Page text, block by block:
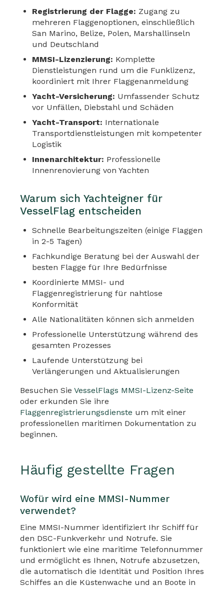
Registrierung der Flagge: Zugang zu
mehreren Flaggenoptionen, einschließlich
San Marino, Belize, Polen, Marshallinseln
und Deutschland
MMSI-Lizenzierung: Komplette
Dienstleistungen rund um die Funklizenz,
koordiniert mit Ihrer Flaggenanmeldung
Yacht-Versicherung: Umfassender Schutz
vor Unfällen, Diebstahl und Schäden
Yacht-Transport: Internationale
Transportdienstleistungen mit kompetenter
Logistik
Innenarchitektur: Professionelle
Innenrenovierung von Yachten
Warum sich Yachteigner für
VesselFlag entscheiden
Schnelle Bearbeitungszeiten (einige Flaggen
in 2-5 Tagen)
Fachkundige Beratung bei der Auswahl der
besten Flagge für Ihre Bedürfnisse
Koordinierte MMSI- und
Flaggenregistrierung für nahtlose
Konformität
Alle Nationalitäten können sich anmelden
Professionelle Unterstützung während des
gesamten Prozesses
Laufende Unterstützung bei
Verlängerungen und Aktualisierungen
Besuchen Sie VesselFlags MMSI-Lizenz-Seite
oder erkunden Sie ihre
Flaggenregistrierungsdienste um mit einer
professionellen maritimen Dokumentation zu
beginnen.
Häufig gestellte Fragen
Wofür wird eine MMSI-Nummer
verwendet?
Eine MMSI-Nummer identifiziert Ihr Schiff für
den DSC-Funkverkehr und Notrufe. Sie
funktioniert wie eine maritime Telefonnummer
und ermöglicht es Ihnen, Notrufe abzusetzen,
die automatisch die Identität und Position Ihres
Schiffes an die Küstenwache und an Boote in